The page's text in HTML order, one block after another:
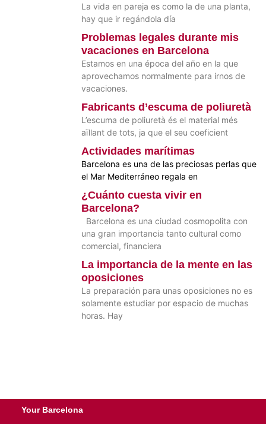
La vida en pareja es como la de una planta,
hay que ir regándola día
Problemas legales durante mis
vacaciones en Barcelona
Estamos en una época del año en la que
aprovechamos normalmente para irnos de
vacaciones.
Fabricants d’escuma de poliuretà
L’escuma de poliuretà és el material més
aïllant de tots, ja que el seu coeficient
Actividades marítimas
Barcelona es una de las preciosas perlas que
el Mar Mediterráneo regala en
¿Cuánto cuesta vivir en
Barcelona?
Barcelona es una ciudad cosmopolita con
una gran importancia tanto cultural como
comercial, financiera
La importancia de la mente en las
oposiciones
La preparación para unas oposiciones no es
solamente estudiar por espacio de muchas
horas. Hay
Your Barcelona